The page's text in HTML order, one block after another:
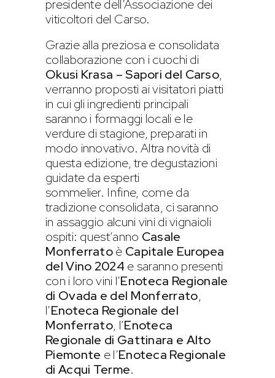
presidente dell’Associazione dei
viticoltori del Carso.
Grazie alla preziosa e consolidata
collaborazione con i cuochi di
Okusi Krasa – Sapori del Carso,
verranno proposti ai visitatori piatti
in cui gli ingredienti principali
saranno i formaggi locali e le
verdure di stagione, preparati in
modo innovativo. Altra novità di
questa edizione, tre degustazioni
guidate da esperti
sommelier. Infine, come da
tradizione consolidata, ci saranno
in assaggio alcuni vini di vignaioli
ospiti: quest’anno Casale
Monferratoè Capitale Europea
del Vino 2024 e saranno presenti
con i loro vini l’Enoteca Regionale
di Ovada e del Monferrato,
l’Enoteca Regionale del
Monferrato, l’Enoteca
Regionale di Gattinara e Alto
Piemonte e l’Enoteca Regionale
di Acqui Terme.